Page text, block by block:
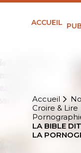
ACCUEIL
Accueil
Croire & Lire
LA BIBLE
LA